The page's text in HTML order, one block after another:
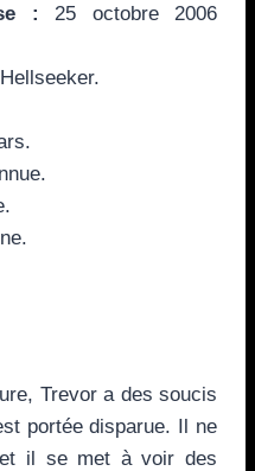
: 25 octobre 2006
Trevor a des soucis
portée disparue. Il ne
il se met à voir des